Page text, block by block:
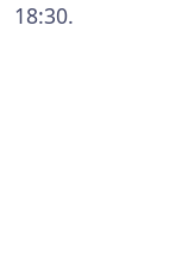
18:30.